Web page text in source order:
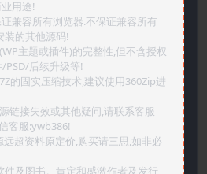
用途!
兼容所有浏览器.不保证兼容所有
装的其他源码!
主题或插件)的完整性,但不含授权
PSD/后续升级等!
的固实压缩技术,建议使用360Zip进
链接失效或其他疑问,请联系客服
客服:ywb386!
超资料原定价,购买请三思,如非必
及图书。肯定和感激作者及发行